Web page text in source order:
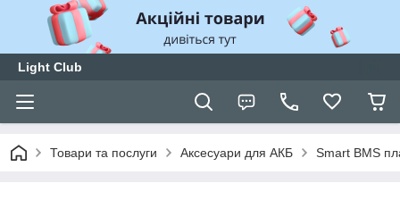
Light Club
Товари та послуги Аксесуари для АКБ Smart BMS